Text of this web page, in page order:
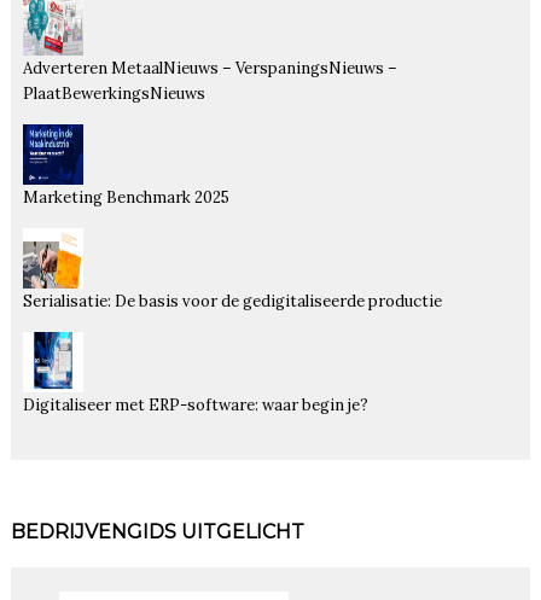
Adverteren MetaalNieuws – VerspaningsNieuws –
PlaatBewerkingsNieuws
Marketing Benchmark 2025
Serialisatie: De basis voor de gedigitaliseerde productie
Digitaliseer met ERP-software: waar begin je?
BEDRIJVENGIDS UITGELICHT